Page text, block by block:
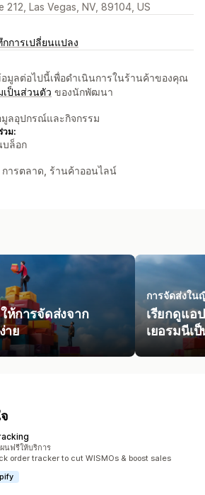
212, Las Vegas, NV, 89104, US
การเปลี่ยนแปลง
มูลต่อไปนี้เพื่อดำเนินการในร้านค้าของคุณ
เป็นส่วนตัว ของนักพัฒนา
ลอุปกรณ์และกิจกรรม
วม:
บล็อก
ารตลาด, ร้านค้าออนไลน์
ห้การจัดส่งจาก
าย
การจัดส่งใน
เรียกดูแอ
เยอรมนีเป็
นฟรีให้บริการ
order tracker to cut WISMOs & boost sales